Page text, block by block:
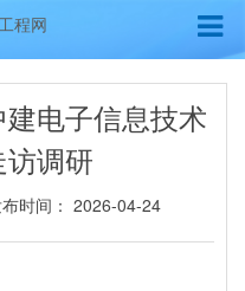
程网
电子信息技术
调研
时间： 2026-04-24